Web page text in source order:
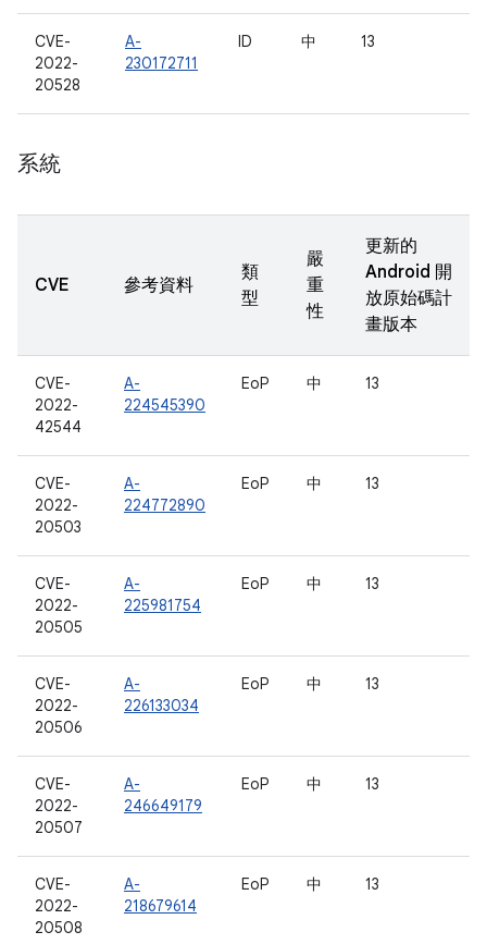
CVE-
2022-
20528
A-
230172711
ID 中 13
系統
CVE 參考資料
類
型
嚴
重
性
更新的
Android 開
放原始碼計
畫版本
CVE-
2022-
42544
A-
224545390
EoP 中 13
CVE-
2022-
20503
A-
224772890
EoP 中 13
CVE-
2022-
20505
A-
225981754
EoP 中 13
CVE-
2022-
20506
A-
226133034
EoP 中 13
CVE-
2022-
20507
A-
246649179
EoP 中 13
CVE-
2022-
20508
A-
218679614
EoP 中 13